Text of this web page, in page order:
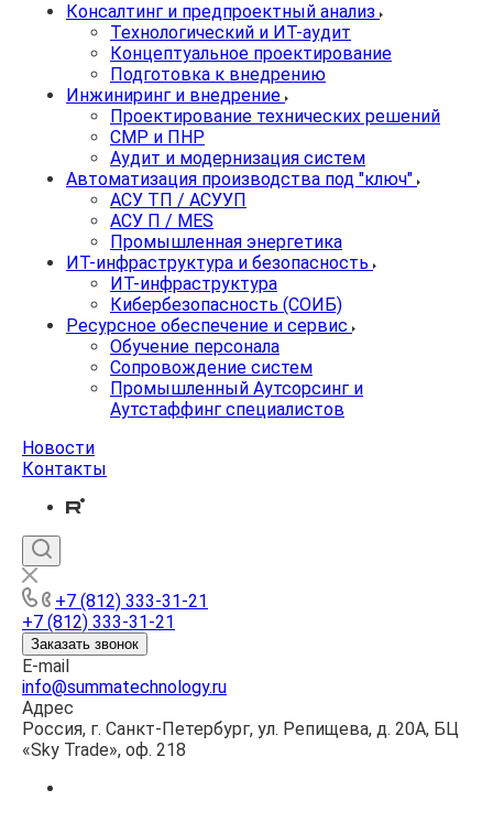
Консалтинг и предпроектный анализ
Технологический и ИТ-аудит
Концептуальное проектирование
Подготовка к внедрению
Инжиниринг и внедрение
Проектирование технических решений
СМР и ПНР
Аудит и модернизация систем
Автоматизация производства под "ключ"
АСУ ТП / АСУУП
АСУ П / MES
Промышленная энергетика
ИТ-инфраструктура и безопасность
ИТ-инфраструктура
Кибербезопасность (СОИБ)
Ресурсное обеспечение и сервис
Обучение персонала
Сопровождение систем
Промышленный Аутсорсинг и
Аутстаффинг специалистов
Новости
Контакты
+7 (812) 333-31-21
+7 (812) 333-31-21
Заказать звонок
E-mail
info@summatechnology.ru
Адрес
Россия, г. Санкт-Петербург, ул. Репищева, д. 20А, БЦ
«Sky Trade», оф. 218